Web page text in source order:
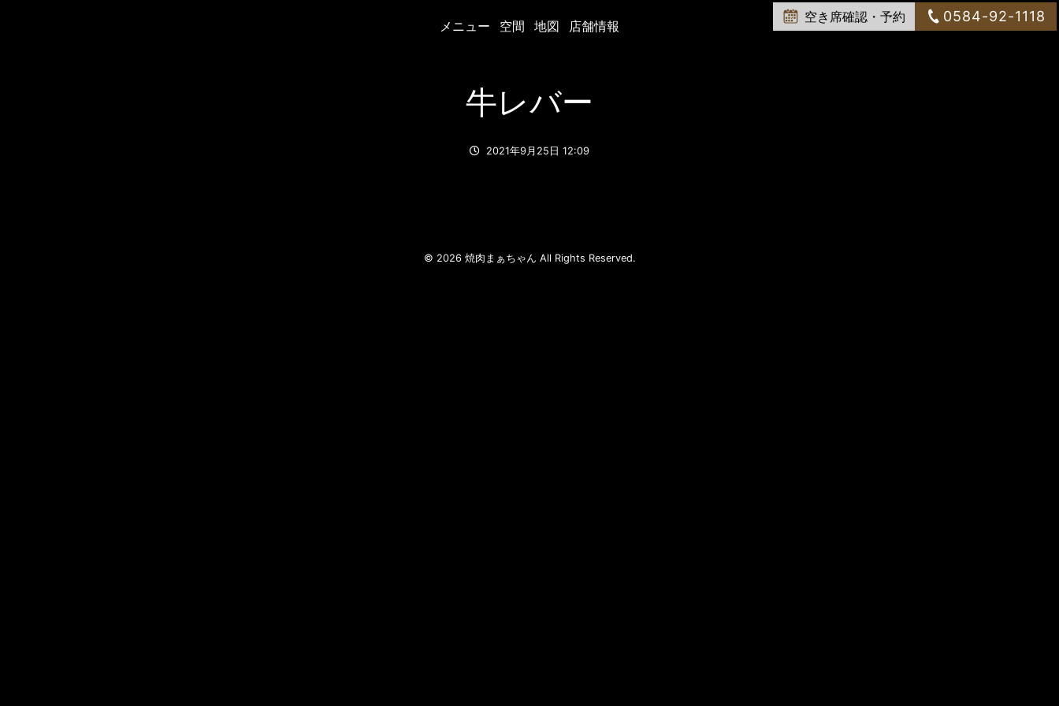
メニュー 空間 地図 店舗情報
0584-92-1118
空き席確認・予約
牛レバー
2021年9月25日 12:09
© 2026 焼肉まぁちゃん All Rights Reserved.